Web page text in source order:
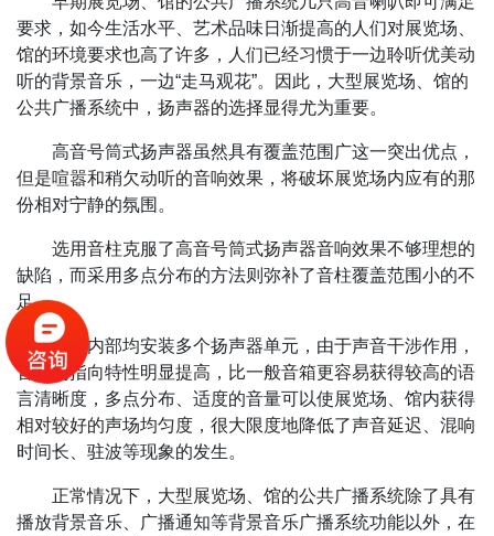
要求，如今生活水平、艺术品味日渐提高的人们对展览场、
馆的环境要求也高了许多，人们已经习惯于一边聆听优美动
听的背景音乐，一边“走马观花”。因此，大型展览场、馆的
公共广播系统中，扬声器的选择显得尤为重要。
高音号筒式扬声器虽然具有覆盖范围广这一突出优点，
但是喧嚣和稍欠动听的音响效果，将破坏展览场内应有的那
份相对宁静的氛围。
选用音柱克服了高音号筒式扬声器音响效果不够理想的
缺陷，而采用多点分布的方法则弥补了音柱覆盖范围小的不
足。
音柱内部均安装多个扬声器单元，由于声音干涉作用，
音柱的指向特性明显提高，比一般音箱更容易获得较高的语
言清晰度，多点分布、适度的音量可以使展览场、馆内获得
相对较好的声场均匀度，很大限度地降低了声音延迟、混响
时间长、驻波等现象的发生。
正常情况下，大型展览场、馆的公共广播系统除了具有
播放背景音乐、广播通知等背景音乐广播系统功能以外，在